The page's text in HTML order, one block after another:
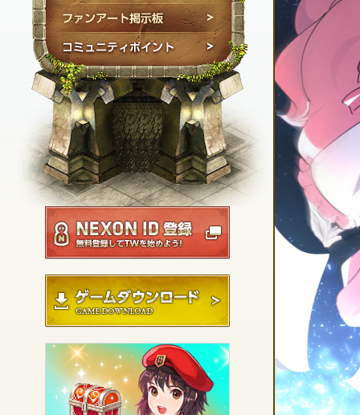
ファンアート掲示板
コミュニティポイン
NEXON ID登録
ゲームダウンロード